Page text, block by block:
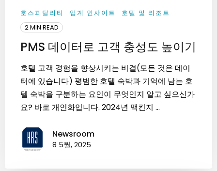
호스피탈리티 업계 인사이트
호텔 및 리조트
2 MIN READ
PMS 데이터로 고객 충성도 높이기
호텔 고객 경험을 향상시키는 비결(모든 것은 데이
터에 있습니다) 평범한 호텔 숙박과 기억에 남는 호
텔 숙박을 구분하는 요인이 무엇인지 알고 싶으신가
요? 바로 개인화입니다. 2024년 맥킨지 ...
Newsroom
8 5월, 2025